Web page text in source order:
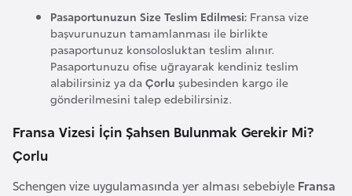
Pasaportunuzun Size Teslim Edilmesi: Fransa vize
başvurunuzun tamamlanması ile birlikte
pasaportunuz konsolosluktan teslim alınır.
Pasaportunuzu ofise uğrayarak kendiniz teslim
alabilirsiniz ya daÇorlu şubesinden kargo ile
gönderilmesini talep edebilirsiniz.
Fransa Vizesi İçin Şahsen Bulunmak Gerekir Mi?
Çorlu
Schengen vize uygulamasında yer alması sebebiyle Fransa
i
n